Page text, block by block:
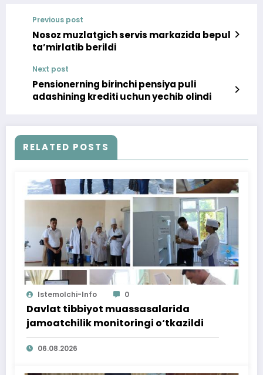
Previous post
Nosoz muzlatgich servis markazida bepul
ta’mirlatib berildi
Next post
Pensionerning birinchi pensiya puli
adashining krediti uchun yechib olindi
RELATED POSTS
Istemolchi-Info 0
Davlat tibbiyot muassasalarida
jamoatchilik monitoringi o‘tkazildi
06.08.2026